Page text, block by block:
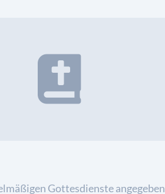
Gottesdienste angegeben